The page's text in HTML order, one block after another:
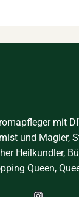
mit
und Magier,
Heilkundler,
Queen,